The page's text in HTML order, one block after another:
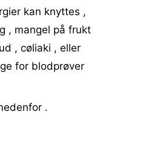
kan knyttes ,
, mangel på frukt
, cøliaki , eller
for blodprøver
.